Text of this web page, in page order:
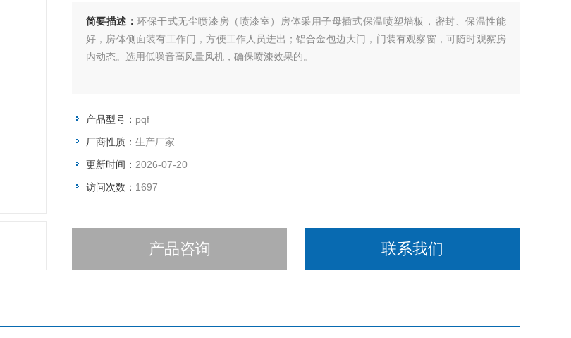
简要描述： 环保干式无尘喷漆房（喷漆室）房体采用子母插式保温喷塑墙板，密封、保温性能
好，房体侧面装有工作门，方便工作人员进出；铝合金包边大门，门装有观察窗，可随时观察房
内动态。选用低噪音高风量风机，确保喷漆效果的。
产品型号： pqf
厂商性质： 生产厂家
更新时间： 2026-07-20
访问次数： 1697
产品咨询 联系我们